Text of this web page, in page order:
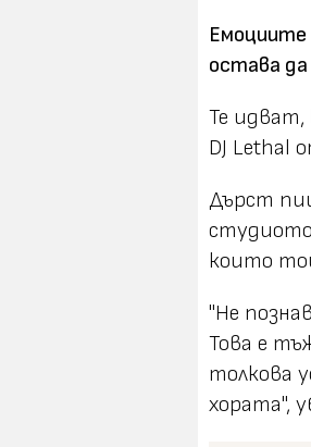
Емоциите
остава
Те
DJ Lethal
Дърст
които
"Не
Това е
толкова
хората",